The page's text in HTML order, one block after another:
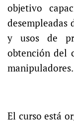
objetivo
y usos de
obtención del
manipuladores.
El curso está